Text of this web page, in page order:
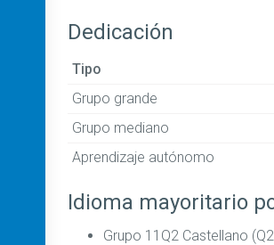
Dedicación
Tipo
Grupo grande
Grupo mediano
Aprendizaje autónomo
Idioma mayoritario
Grupo 11Q2 Castellano